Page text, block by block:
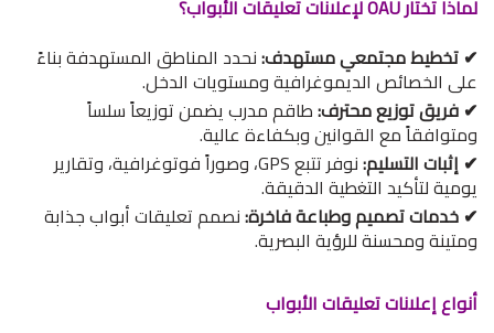
لماذا تختار OAU لإعلانات تعليقات الأبواب؟
✔ تخطيط مجتمعي مستهدف:نحدد المناطق المستهدفة بناءً
على الخصائص الديموغرافية ومستويات الدخل.
✔ فريق توزيع محترف:طاقم مدرب يضمن توزيعاً سلساً
ومتوافقاً مع القوانين وبكفاءة عالية.
✔ إثبات التسليم:
نوفر تتبع GPS، وصوراً فوتوغرافية، وتقارير
يومية لتأكيد التغطية الدقيقة.
✔ خدمات تصميم وطباعة فاخرة:نصمم تعليقات أبواب جذابة
ومتينة ومحسنة للرؤية البصرية.
أنواع إعلانات تعليقات الأبواب